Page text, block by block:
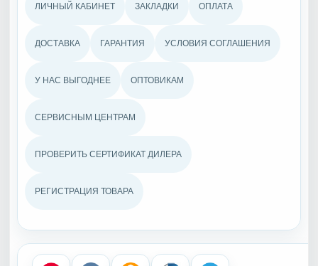
ЛИЧНЫЙ КАБИНЕТ ЗАКЛАДКИ ОПЛАТА
ДОСТАВКА ГАРАНТИЯ УСЛОВИЯ СОГЛАШЕНИЯ
У НАС ВЫГОДНЕЕ ОПТОВИКАМ
СЕРВИСНЫМ ЦЕНТРАМ
ПРОВЕРИТЬ СЕРТИФИКАТ ДИЛЕРА
РЕГИСТРАЦИЯ ТОВАРА